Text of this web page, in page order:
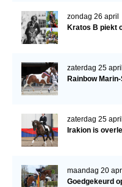
Word vrijiwilliger
KALENDER
ACCOUNT AANMAKEN
zondag 26 april
Kratos B piekt
zaterdag 25 april
Rainbow
zaterdag 25 april
Irakion is
maandag 20
Goedgekeurd